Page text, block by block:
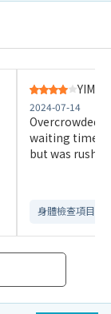
YIM
2024-07-14
Overcrowded
waiting time.
but was
身體檢查項目全